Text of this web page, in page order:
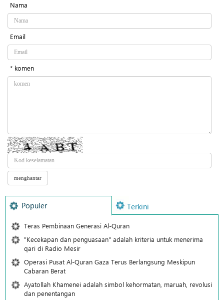
Nama
Email
* komen
Populer Terkini
Teras Pembinaan Generasi Al-Quran
"Kecekapan dan penguasaan" adalah kriteria untuk menerima
qari di Radio Mesir
Operasi Pusat Al-Quran Gaza Terus Berlangsung Meskipun
Cabaran Berat
Ayatollah Khamenei adalah simbol kehormatan, maruah, revolusi
dan penentangan